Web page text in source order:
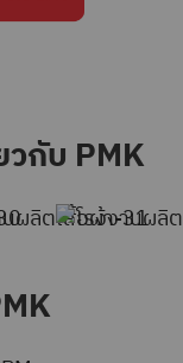
กับ PMK